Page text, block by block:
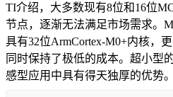
TI介绍，大多数现有8位和16位
节点，逐渐无法满足市场需求。
具有32位ArmCortex-M0+内核，
同时保持了极低的成本。超小型
感型应用中具有得天独厚的优势。